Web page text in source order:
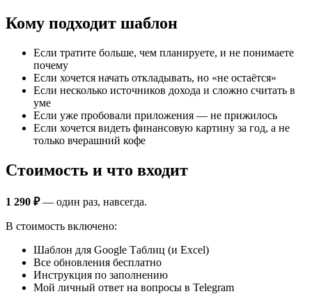
Кому подходит шаблон
Если тратите больше, чем планируете, и не понимаете
почему
Если хочется начать откладывать, но «не остаётся»
Если несколько источников дохода и сложно считать в
уме
Если уже пробовали приложения — не прижилось
Если хочется видеть финансовую картину за год, а не
только вчерашний кофе
Стоимость и что входит
1 290 ₽— один раз, навсегда.
В стоимость включено:
Шаблон для Google Таблиц (и Excel)
Все обновления бесплатно
Инструкция по заполнению
Мой личный ответ на вопросы в Telegram